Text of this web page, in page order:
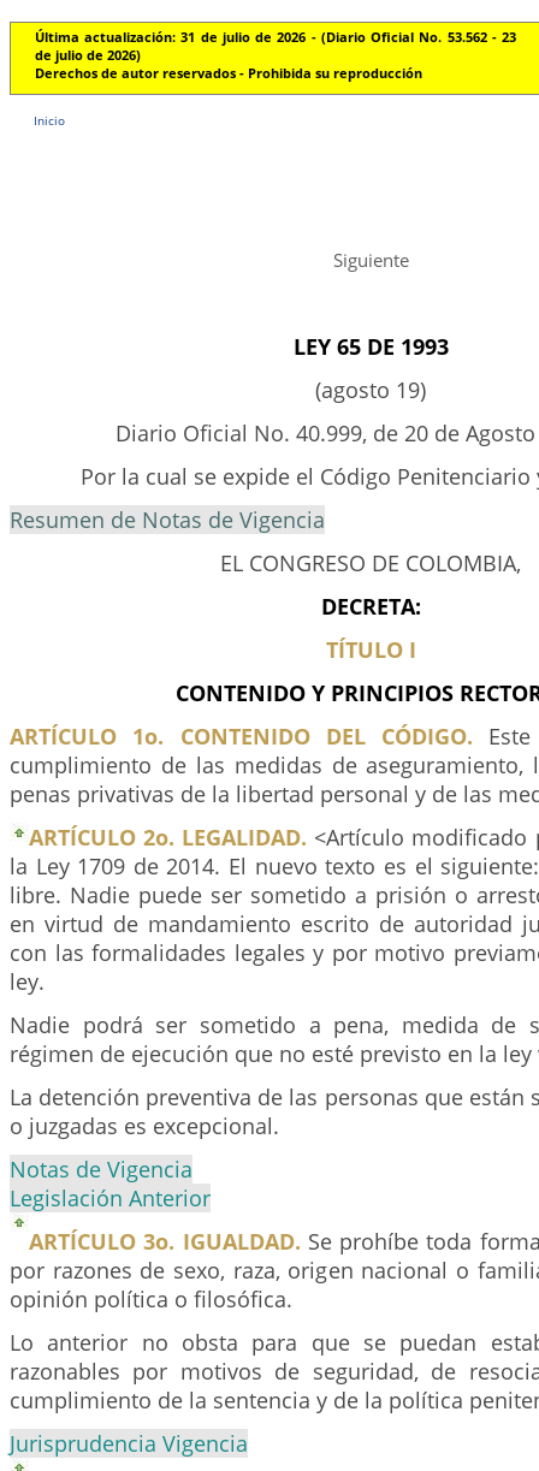
Última actualización: 31 de julio de 2026 - (Diario Oficial No. 53.562 - 23
de julio de 2026)
Derechos de autor reservados - Prohibida su reproducción
Inicio
Siguiente
LEY 65 DE 1993
(agosto 19)
Diario Oficial No. 40.999, de 20 de
Por la cual se expide el Código Penitenciario
Resumen de Notas de Vigencia
EL CONGRESO DE COLOMBIA,
DECRETA:
TÍTULO I
CONTENIDO Y PRINCIPIOS
ARTÍCULO 1o. CONTENIDO DEL CÓDIGO.
cumplimiento de las medidas de aseguramiento,
penas privativas de la libertad personal y de las
ARTÍCULO 2o. LEGALIDAD. <Artículo
la Ley 1709 de 2014. El nuevo texto es el
libre. Nadie puede ser sometido a prisión o
en virtud de mandamiento escrito de autoridad
con las formalidades legales y por motivo
ley.
Nadie podrá ser sometido a pena, medida de
régimen de ejecución que no esté previsto en la ley
La detención preventiva de las personas que están
o juzgadas es excepcional.
Notas de Vigencia
Legislación Anterior
ARTÍCULO 3o. IGUALDAD. Se prohíbe toda
por razones de sexo, raza, origen nacional o
opinión política o filosófica.
Lo anterior no obsta para que se puedan
razonables por motivos de seguridad, de
cumplimiento de la sentencia y de la política
Jurisprudencia Vigencia